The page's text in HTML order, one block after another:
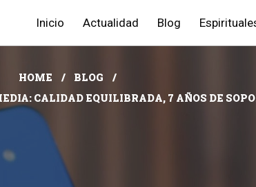
Inicio Actualidad Blog
HOME
BLOG
CALIDAD EQUILIBRADA, 7 AÑOS DE